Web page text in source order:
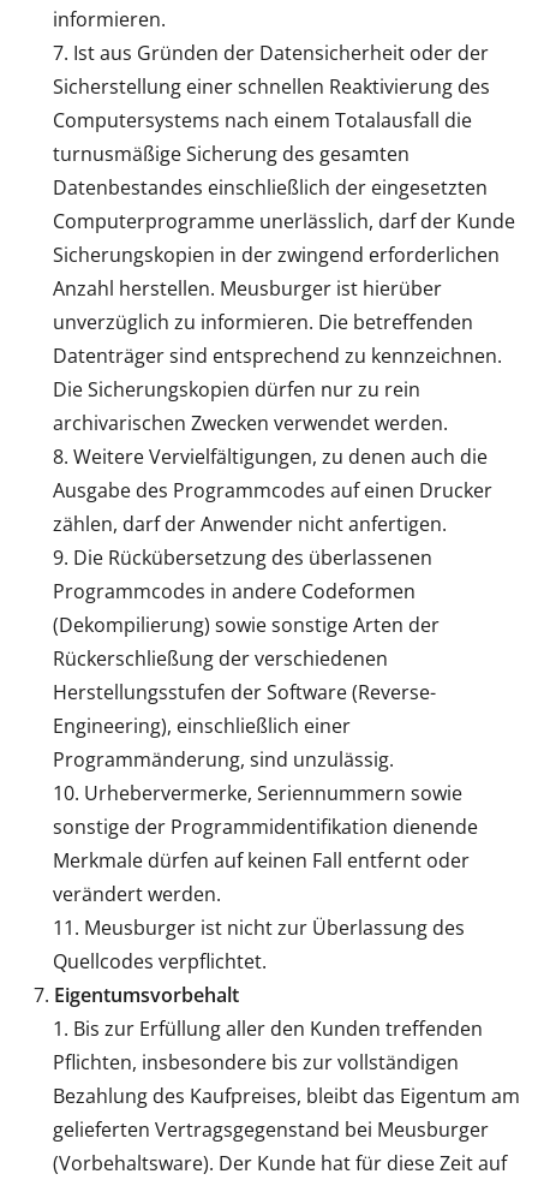
informieren.
Ist aus Gründen der Datensicherheit oder der
Sicherstellung einer schnellen Reaktivierung des
Computersystems nach einem Totalausfall die
turnusmäßige Sicherung des gesamten
Datenbestandes einschließlich der eingesetzten
Computerprogramme unerlässlich, darf der Kunde
Sicherungskopien in der zwingend erforderlichen
Anzahl herstellen. Meusburger ist hierüber
unverzüglich zu informieren. Die betreffenden
Datenträger sind entsprechend zu kennzeichnen.
Die Sicherungskopien dürfen nur zu rein
archivarischen Zwecken verwendet werden.
Weitere Vervielfältigungen, zu denen auch die
Ausgabe des Programmcodes auf einen Drucker
zählen, darf der Anwender nicht anfertigen.
Die Rückübersetzung des überlassenen
Programmcodes in andere Codeformen
(Dekompilierung) sowie sonstige Arten der
Rückerschließung der verschiedenen
Herstellungsstufen der Software (Reverse-
Engineering), einschließlich einer
Programmänderung, sind unzulässig.
Urhebervermerke, Seriennummern sowie
sonstige der Programmidentifikation dienende
Merkmale dürfen auf keinen Fall entfernt oder
verändert werden.
Meusburger ist nicht zur Überlassung des
Quellcodes verpflichtet.
Eigentumsvorbehalt
Bis zur Erfüllung aller den Kunden treffenden
Pflichten, insbesondere bis zur vollständigen
Bezahlung des Kaufpreises, bleibt das Eigentum am
gelieferten Vertragsgegenstand bei Meusburger
(Vorbehaltsware). Der Kunde hat für diese Zeit auf